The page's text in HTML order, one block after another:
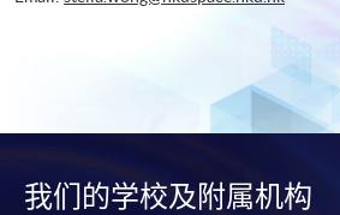
我们的学校及附属机构